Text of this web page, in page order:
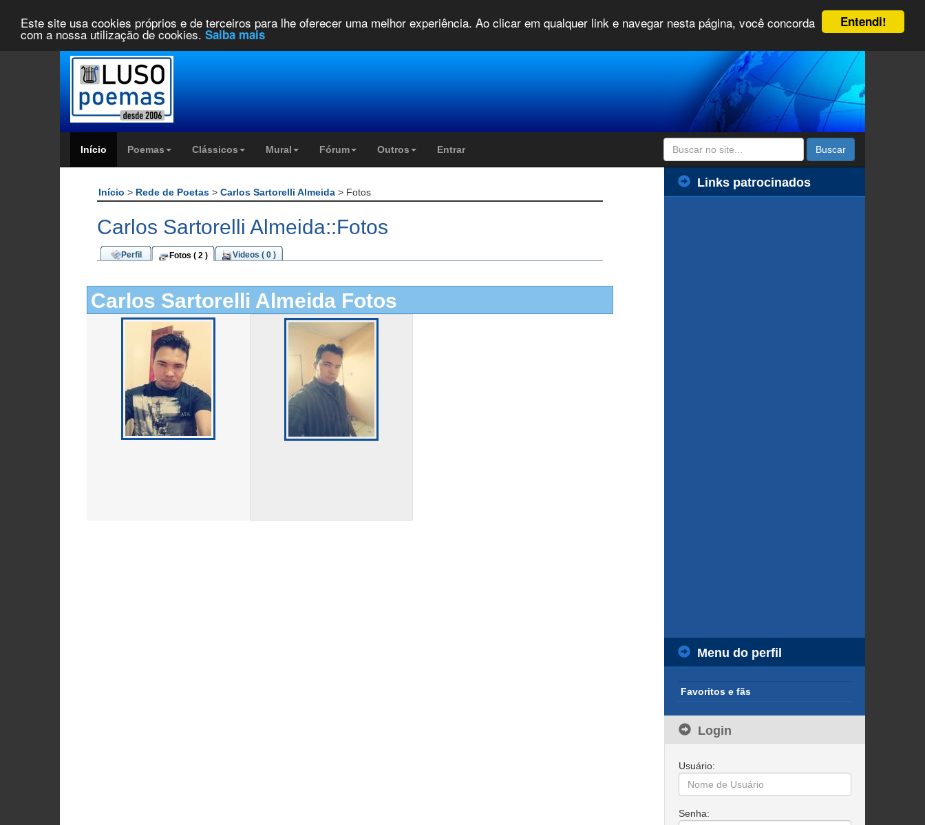
Entendi!
Este site usa cookies próprios e de terceiros para lhe oferecer uma melhor experiência. Ao clicar em qualquer link e navegar nesta página, você concorda
com a nossa utilização de cookies. Saiba mais
Início Poemas Clássicos Mural Fórum Outros Entrar Buscar
Início > Rede de Poetas > Carlos Sartorelli Almeida > Fotos
Carlos Sartorelli Almeida::Fotos
Perfil Fotos ( 2 ) Videos ( 0 )
Carlos Sartorelli Almeida Fotos
Links patrocinados
Menu do perfil
Favoritos e fãs
Login
Usuário:
Senha: